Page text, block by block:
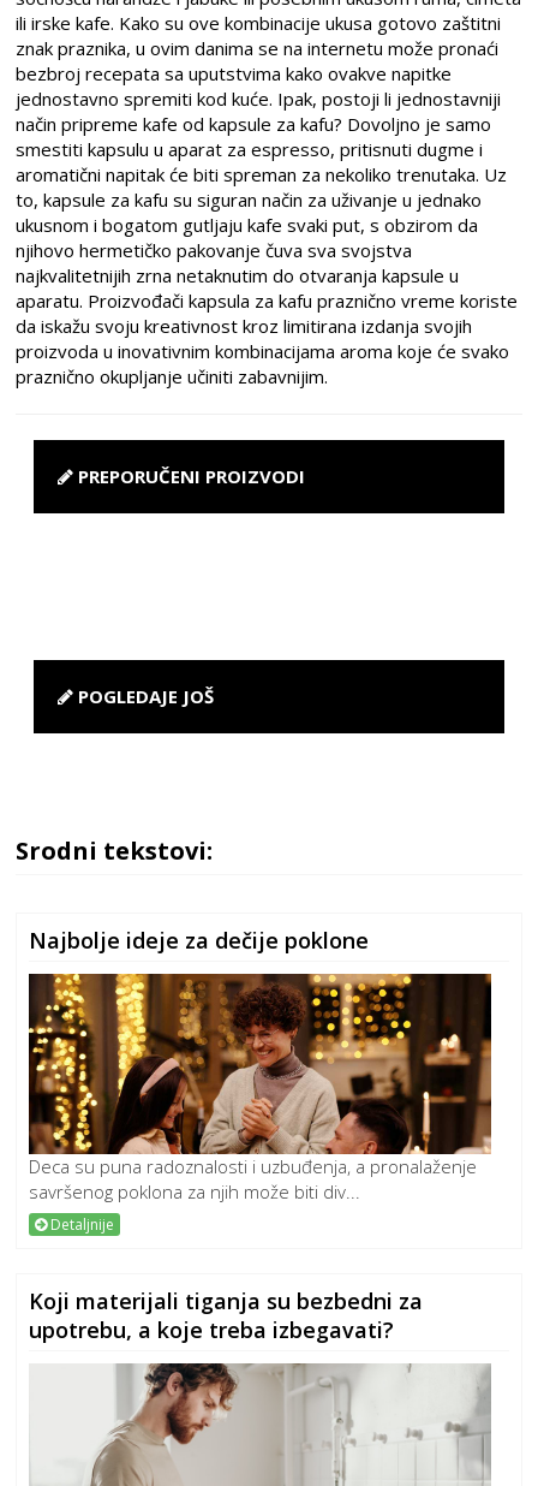
ili irske kafe. Kako su ove kombinacije ukusa gotovo zaštitni
znak praznika, u ovim danima se na internetu može pronaći
bezbroj recepata sa uputstvima kako ovakve napitke
jednostavno spremiti kod kuće. Ipak, postoji li jednostavniji
način pripreme kafe od kapsule za kafu? Dovoljno je samo
smestiti kapsulu u aparat za espresso, pritisnuti dugme i
aromatični napitak će biti spreman za nekoliko trenutaka. Uz
to, kapsule za kafu su siguran način za uživanje u jednako
ukusnom i bogatom gutljaju kafe svaki put, s obzirom da
njihovo hermetičko pakovanje čuva sva svojstva
najkvalitetnijih zrna netaknutim do otvaranja kapsule u
aparatu. Proizvođači kapsula za kafu praznično vreme koriste
da iskažu svoju kreativnost kroz limitirana izdanja svojih
proizvoda u inovativnim kombinacijama aroma koje će svako
praznično okupljanje učiniti zabavnijim.
PREPORUČENI PROIZVODI
POGLEDAJE JOŠ
Srodni tekstovi:
Najbolje ideje za dečije poklone
Deca su puna radoznalosti i uzbuđenja, a pronalaženje
savršenog poklona za njih može biti div...
Detaljnije
Koji materijali tiganja su bezbedni za
upotrebu, a koje treba izbegavati?